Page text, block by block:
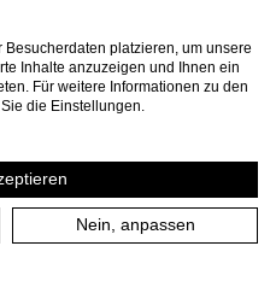
Cookie-Einstellungen
platzieren, um unsere
Inhalte anzuzeigen und Ihnen ein
Für weitere Informationen zu den
die Einstellungen.
Nein, anpassen